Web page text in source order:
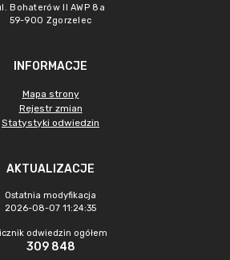
Bohaterów II AWP 8a
59-900 Zgorzelec
INFORMACJE
Mapa strony
Rejestr zmian
Statystyki odwiedzin
AKTUALIZACJE
Ostatnia modyfikacja
2026-08-07 11:24:35
odwiedzin ogółem
309 848